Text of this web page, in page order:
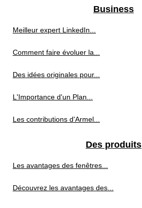
Business
Meilleur expert LinkedIn...
Comment faire évoluer la...
Des idées originales pour...
L'Importance d'un Plan...
Les contributions d'Armel...
Des produits
Les avantages des fenêtres...
Découvrez les avantages des...